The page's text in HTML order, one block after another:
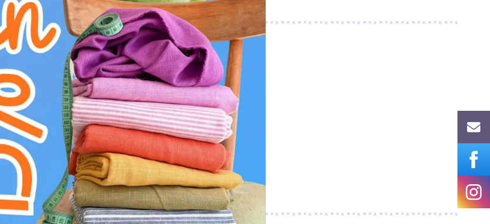
Kategorie: Galanterie
Výrobce: Bubulákovo s.r.o www.bubulakovo.cz
Složení: 100%CO
Šířka: 0.8 cm
Motív: Jednobarevné
Barva: modrá